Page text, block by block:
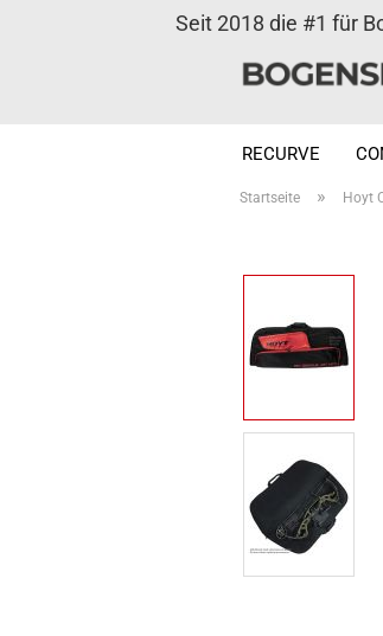
Seit 2018 die #1 für
RECURVE
Startseite » Hoyt